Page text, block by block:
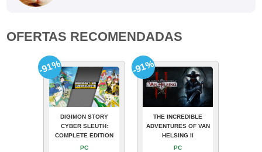
OFERTAS RECOMENDADAS
DIGIMON STORY
CYBER SLEUTH:
COMPLETE EDITION
PC
-91%
THE INCREDIBLE
ADVENTURES OF VAN
HELSING II
PC
-91%